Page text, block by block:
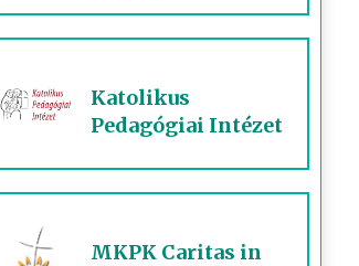
Katolikus
Pedagógiai Intézet
MKPK Caritas in